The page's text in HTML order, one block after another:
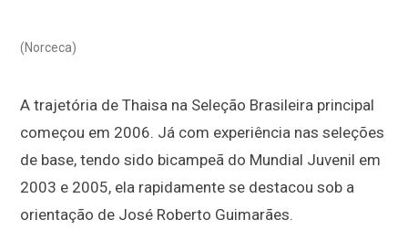
(Norceca)
A trajetória de Thaisa na Seleção Brasileira principal
começou em 2006. Já com experiência nas seleções
de base, tendo sido bicampeã do Mundial Juvenil em
2003 e 2005, ela rapidamente se destacou sob a
orientação de José Roberto Guimarães.